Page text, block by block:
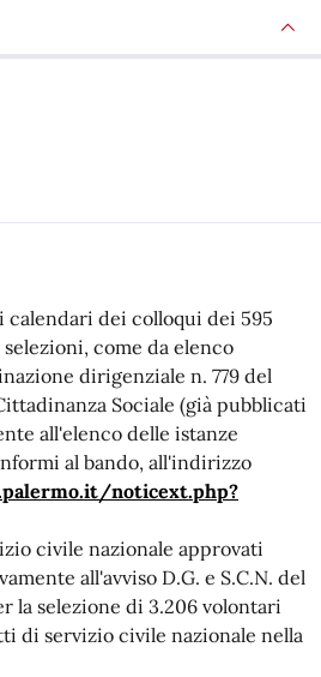
calendari dei colloqui dei 595
come da elenco
dirigenziale n. 779 del
Sociale (già pubblicati
all'elenco delle istanze
al bando, all'indirizzo
noticext.php?
civile nazionale approvati
all'avviso D.G. e S.C.N. del
la selezione di 3.206 volontari
di servizio civile nazionale nella